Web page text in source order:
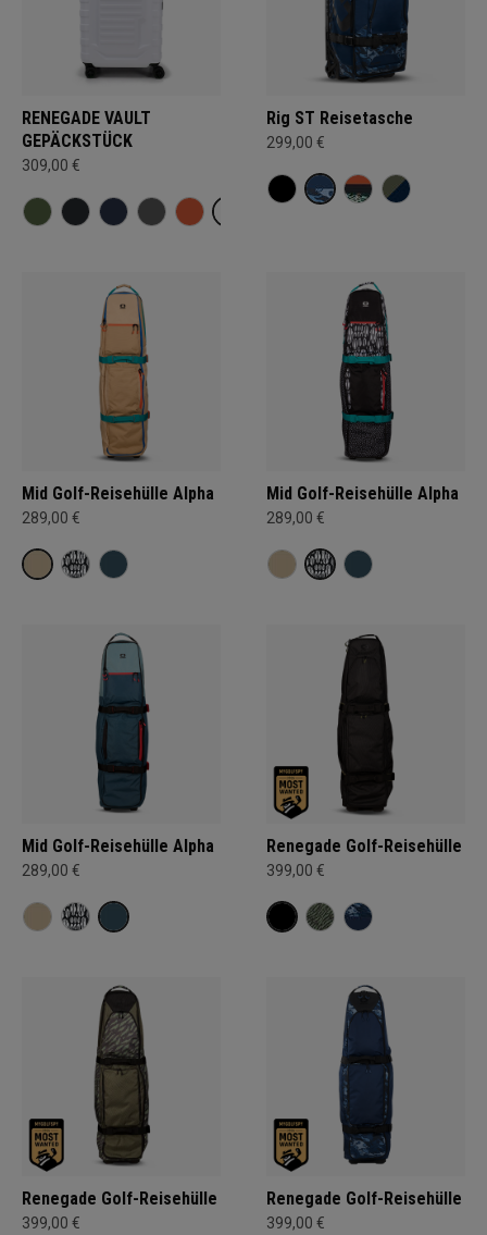
RENEGADE VAULT
GEPÄCKSTÜCK
309,00 €
Rig ST Reisetasche
299,00 €
Mid Golf-Reisehülle Alpha
289,00 €
Mid Golf-Reisehülle Alpha
289,00 €
Mid Golf-Reisehülle Alpha
289,00 €
Renegade Golf-Reisehülle
399,00 €
Renegade Golf-Reisehülle
399,00 €
Renegade Golf-Reisehülle
399,00 €